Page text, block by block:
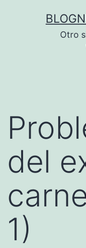
Otro
del
1)